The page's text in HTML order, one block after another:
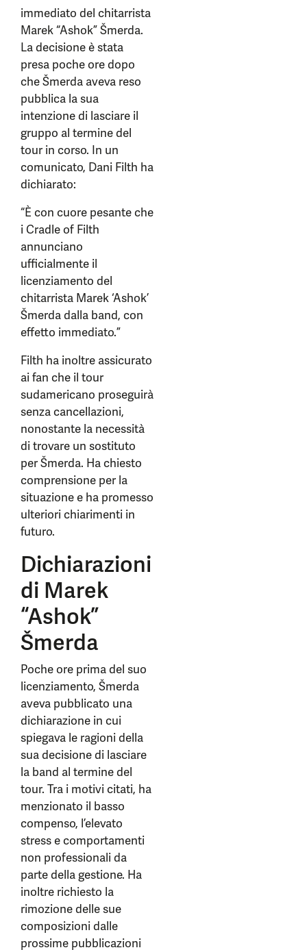
immediato del chitarrista
Marek “Ashok” Šmerda.
La decisione è stata
presa poche ore dopo
che Šmerda aveva reso
pubblica la sua
intenzione di lasciare il
gruppo al termine del
tour in corso. In un
comunicato, Dani Filth ha
dichiarato:
“È con cuore pesante che
i Cradle of Filth
annunciano
ufficialmente il
licenziamento del
chitarrista Marek ‘Ashok’
Šmerda dalla band, con
effetto immediato.”
Filth ha inoltre assicurato
ai fan che il tour
sudamericano proseguirà
senza cancellazioni,
nonostante la necessità
di trovare un sostituto
per Šmerda. Ha chiesto
comprensione per la
situazione e ha promesso
ulteriori chiarimenti in
futuro.
Dichiarazioni
di Marek
“Ashok”
Šmerda
Poche ore prima del suo
licenziamento, Šmerda
aveva pubblicato una
dichiarazione in cui
spiegava le ragioni della
sua decisione di lasciare
la band al termine del
tour. Tra i motivi citati, ha
menzionato il basso
compenso, l’elevato
stress e comportamenti
non professionali da
parte della gestione. Ha
inoltre richiesto la
rimozione delle sue
composizioni dalle
prossime pubblicazioni